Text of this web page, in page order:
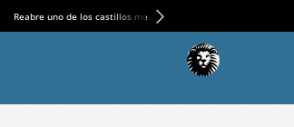
Reabre uno de los castillos medievales más espectaculares